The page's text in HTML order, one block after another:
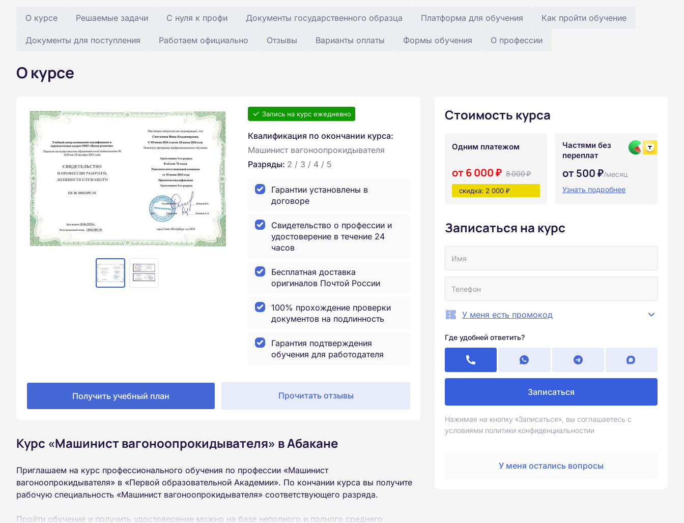
О курсе Решаемые задачи С нуля к профи Документы государственного образца Платформа для обучения Как пройти обучение
Документы для поступления Работаем официально Отзывы Варианты оплаты Формы обучения О профессии
О курсе
Запись на курс ежедневно
Квалификация по окончании курса:
Машинист вагоноопрокидывателя
Разряды: 2 / 3 / 4 / 5
Гарантии установлены в
договоре
Свидетельство о профессии и
удостоверение в течение 24
часов
Бесплатная доставка
оригиналов Почтой России
100% прохождение проверки
документов на подлинность
Гарантия подтверждения
обучения для работодателя
Получить учебный план Прочитать отзывы
Курс «Машинист вагоноопрокидывателя» в Абакане
Приглашаем на курс профессионального обучения по профессии «Машинист
вагоноопрокидывателя» в «Первой образовательной Академии». По кончании курса вы получите
рабочую специальность «Машинист вагоноопрокидывателя» соответствующего разряда.
Пройти обучение и получить удостоверение можно на базе неполного и полного среднего
Стоимость курса
Одним платежом
от 6 000 ₽ 8 000 ₽
скидка: 2 000 ₽
Частями без
переплат
от 500 ₽/месяц
Узнать подробнее
Записаться на курс
У меня есть промокод
Где удобней ответить?
Записаться
Нажимая на кнопку «Записаться», вы соглашаетесь с
условиями политики конфиденциальностии
У меня остались вопросы